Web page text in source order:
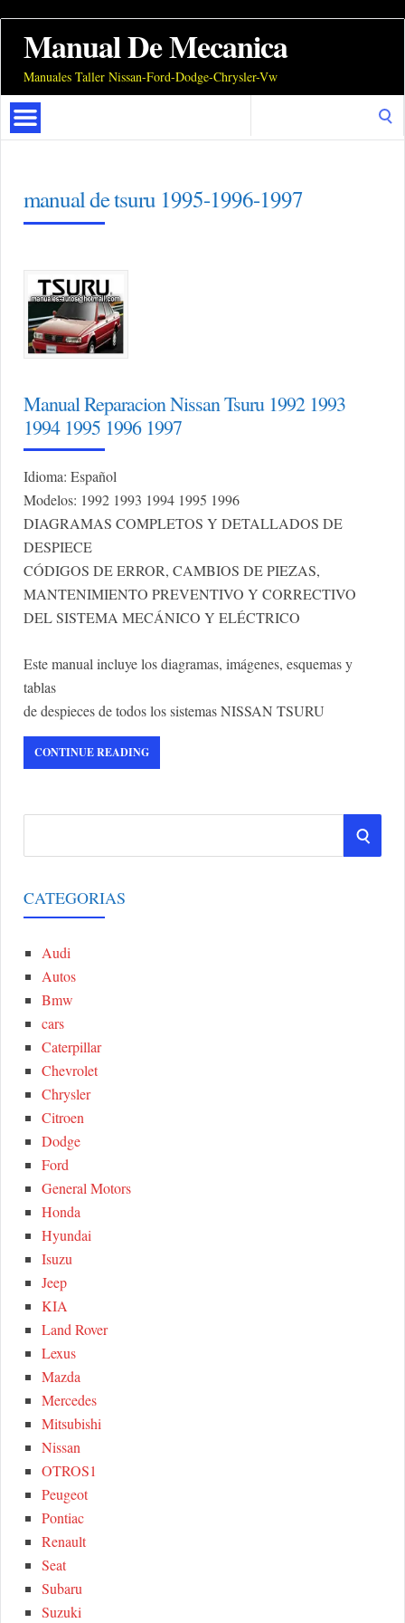
Manual De Mecanica
Manuales Taller Nissan-Ford-Dodge-Chrysler-Vw
manual de tsuru 1995-1996-1997
Manual Reparacion Nissan Tsuru 1992 1993
1994 1995 1996 1997
Idioma: Español
Modelos: 1992 1993 1994 1995 1996
DIAGRAMAS COMPLETOS Y DETALLADOS DE
DESPIECE
CÓDIGOS DE ERROR, CAMBIOS DE PIEZAS,
MANTENIMIENTO PREVENTIVO Y CORRECTIVO
DEL SISTEMA MECÁNICO Y ELÉCTRICO
Este manual incluye los diagramas, imágenes, esquemas y
tablas
de despieces de todos los sistemas NISSAN TSURU
CONTINUE READING
r
c
S
CATEGORIAS
Audi
Autos
Bmw
cars
Caterpillar
Chevrolet
Chrysler
Citroen
Dodge
Ford
General Motors
Honda
Hyundai
Isuzu
Jeep
KIA
Land Rover
Lexus
Mazda
Mercedes
Mitsubishi
Nissan
OTROS1
Peugeot
Pontiac
Renault
Seat
Subaru
Suzuki